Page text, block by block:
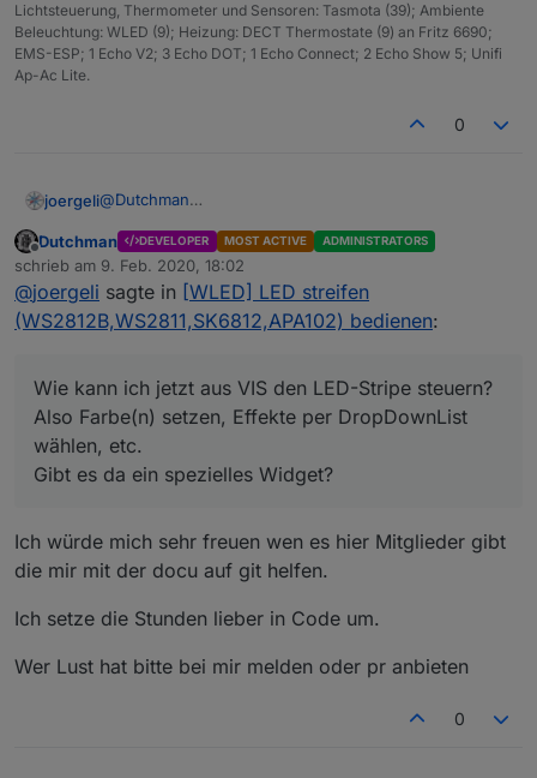
Lichtsteuerung, Thermometer und Sensoren: Tasmota (39); Ambiente
Beleuchtung: WLED (9); Heizung: DECT Thermostate (9) an Fritz 6690;
EMS-ESP; 1 Echo V2; 3 Echo DOT; 1 Echo Connect; 2 Echo Show 5; Unifi
Ap-Ac Lite.
0
joergeli@Dutchman
NodeMCU installiert.
Funktioniert soweit, WEB-GUI ist erreichbar und
Farben/Effekte lassen sich darüber steuern,
Anschließend habe ich den Adapter ioBroker.wled ( V
0.1.2) installiert.
Die entspr. Datenpunkte sind auch in ioBroker
vorhanden.
Soweit, so gut.
Wie kann ich jetzt aus VIS den LED-Stripe steuern?
Also Farbe(n) setzen, Effekte per DropDownList
Gibt es da ein spezielles Widget?
Offline
Dutchman DEVELOPER MOST ACTIVE ADMINISTRATORS
schrieb am 9. Feb. 2020, 18:02
zuletzt editiert von
@joergeli sagte in [WLED] LED streifen
(WS2812B,WS2811,SK6812,APA102) bedienen:
Wie kann ich jetzt aus VIS den LED-Stripe steuern?
Also Farbe(n) setzen, Effekte per DropDownList
wählen, etc.
Gibt es da ein spezielles Widget?
Ich würde mich sehr freuen wen es hier Mitglieder gibt
die mir mit der docu auf git helfen.
Ich setze die Stunden lieber in Code um.
Wer Lust hat bitte bei mir melden oder pr anbieten
0